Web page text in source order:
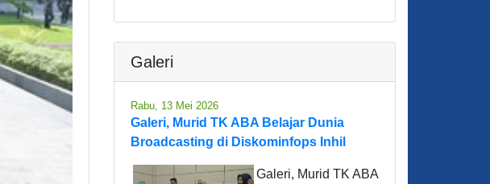
Galeri
Rabu, 13 Mei 2026
Galeri, Murid TK ABA Belajar Dunia
Broadcasting di Diskominfops Inhil
Galeri, Murid TK ABA